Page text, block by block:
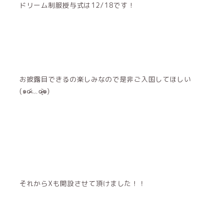
ドリーム制服授与式は12/18です！
お披露目できるの楽しみなので是非ご入国してほしい
(๑o̴̶̷᷄﹏o̴̶̷̥᷅๑)
それからXも開設させて頂けました！！